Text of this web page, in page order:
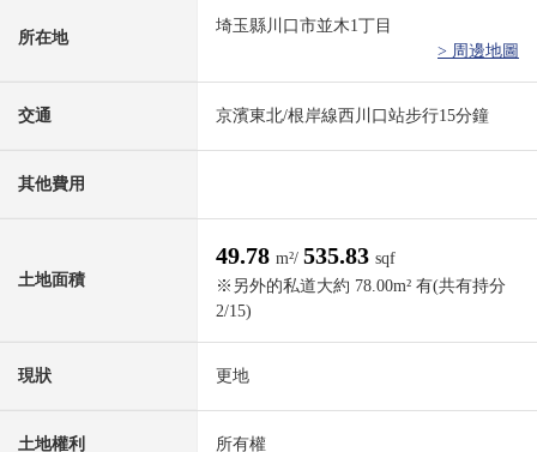
所在地
埼玉縣川口市並木1丁目
> 周邊地圖
交通 京濱東北/根岸線西川口站步行15分鐘
其他費用
土地面積
49.78 m²/ 535.83 sqf
※另外的私道大約 78.00m² 有(共有持分
2/15)
現狀 更地
土地權利 所有權